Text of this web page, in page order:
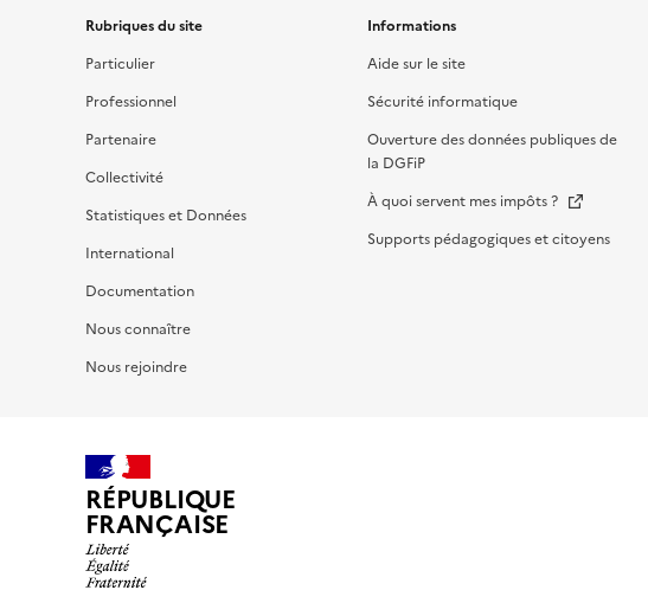
Rubriques du site
Particulier
Professionnel
Partenaire
Collectivité
Statistiques et Données
International
Documentation
Nous connaître
Nous rejoindre
Informations
Aide sur le site
Sécurité informatique
Ouverture des données publiques de
la DGFiP
À quoi servent mes impôts ?
Supports pédagogiques et citoyens
RÉPUBLIQUE
FRANÇAISE